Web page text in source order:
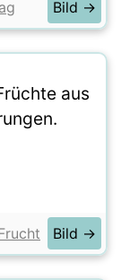
Bild →
aus
Bild →